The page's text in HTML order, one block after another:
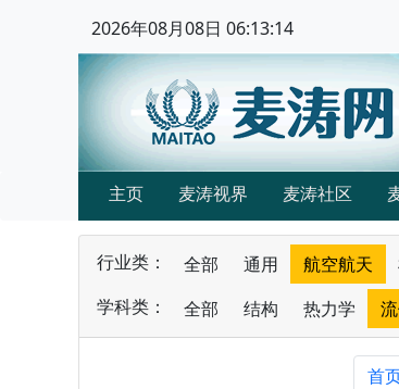
2026年08月08日 06:13:15
主页 麦涛视界 麦涛社区
行业类： 全部 通用 航空航天
学科类：
全部 结构 热力学
首